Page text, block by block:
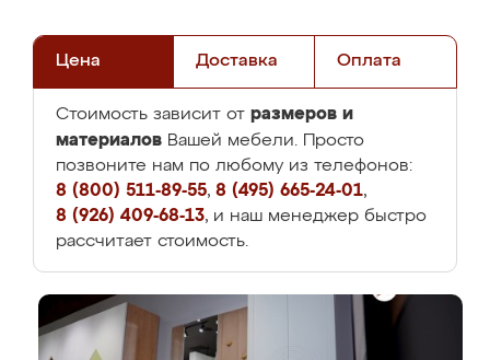
Цена Доставка Оплата
Стоимость зависит от размеров и
материалов Вашей мебели. Просто
позвоните нам по любому из телефонов:
8 (800) 511-89-55, 8 (495) 665-24-01,
8 (926) 409-68-13, и наш менеджер быстро
рассчитает стоимость.